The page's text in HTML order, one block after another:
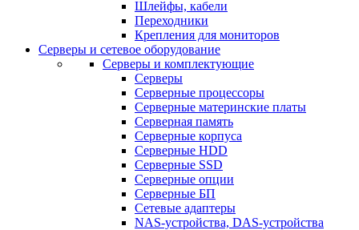
Шлейфы, кабели
Переходники
Крепления для мониторов
Серверы и сетевое оборудование
Серверы и комплектующие
Серверы
Серверные процессоры
Серверные материнские платы
Серверная память
Серверные корпуса
Серверные HDD
Серверные SSD
Серверные опции
Серверные БП
Сетевые адаптеры
NAS-устройства, DAS-устройства